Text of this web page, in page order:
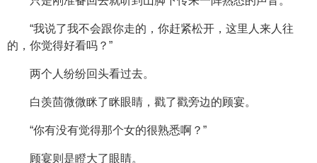
“我说了我不会跟你走的，你赶紧松开，这里人来人往
的，你觉得好看吗？”
两个人纷纷回头看过去。
白羡茴微微眯了眯眼睛，戳了戳旁边的顾宴。
“你有没有觉得那个女的很熟悉啊？”
顾宴则是瞪大了眼睛。